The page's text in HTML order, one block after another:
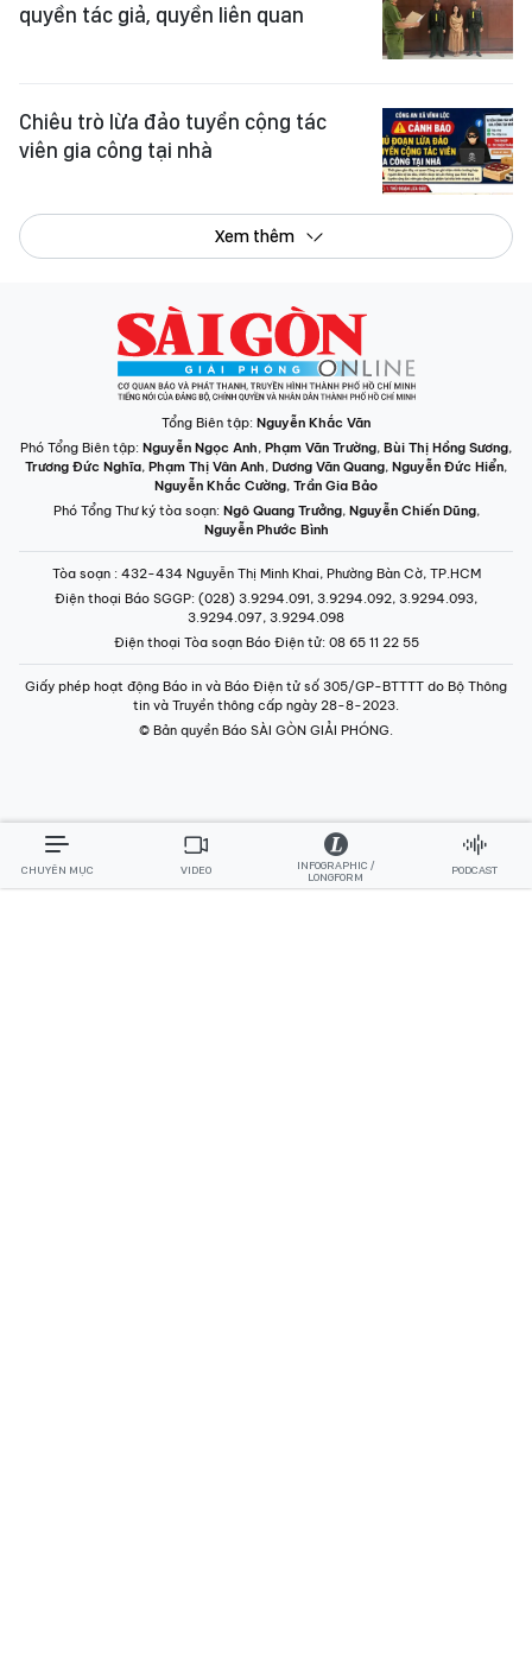
quyền tác giả, quyền liên quan
Chiêu trò lừa đảo tuyển cộng tác
viên gia công tại nhà
Xem thêm
Tổng Biên tập: Nguyễn Khắc Văn
Phó Tổng Biên tập: Nguyễn Ngọc Anh, Phạm Văn Trường, Bùi Thị Hồng Sương,
Trương Đức Nghĩa, Phạm Thị Vân Anh, Dương Văn Quang, Nguyễn Đức Hiển,
Nguyễn Khắc Cường, Trần Gia Bảo
Phó Tổng Thư ký tòa soạn: Ngô Quang Trưởng, Nguyễn Chiến Dũng,
Nguyễn Phước Bình
Tòa soạn : 432-434 Nguyễn Thị Minh Khai, Phường Bàn Cờ, TP.HCM
Điện thoại Báo SGGP: (028) 3.9294.091, 3.9294.092, 3.9294.093,
3.9294.097, 3.9294.098
Điện thoại Tòa soạn Báo Điện tử: 08 65 11 22 55
Giấy phép hoạt động Báo in và Báo Điện tử số 305/GP-BTTTT do Bộ Thông
tin và Truyền thông cấp ngày 28-8-2023.
© Bản quyền Báo SÀI GÒN GIẢI PHÓNG.
CHUYÊN MỤC VIDEO
INFOGRAPHIC /
LONGFORM
PODCAST